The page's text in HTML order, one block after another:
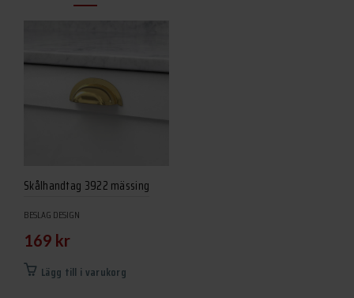
Skålhandtag 3922 mässing
BESLAG DESIGN
169 kr
Lägg till i varukorg